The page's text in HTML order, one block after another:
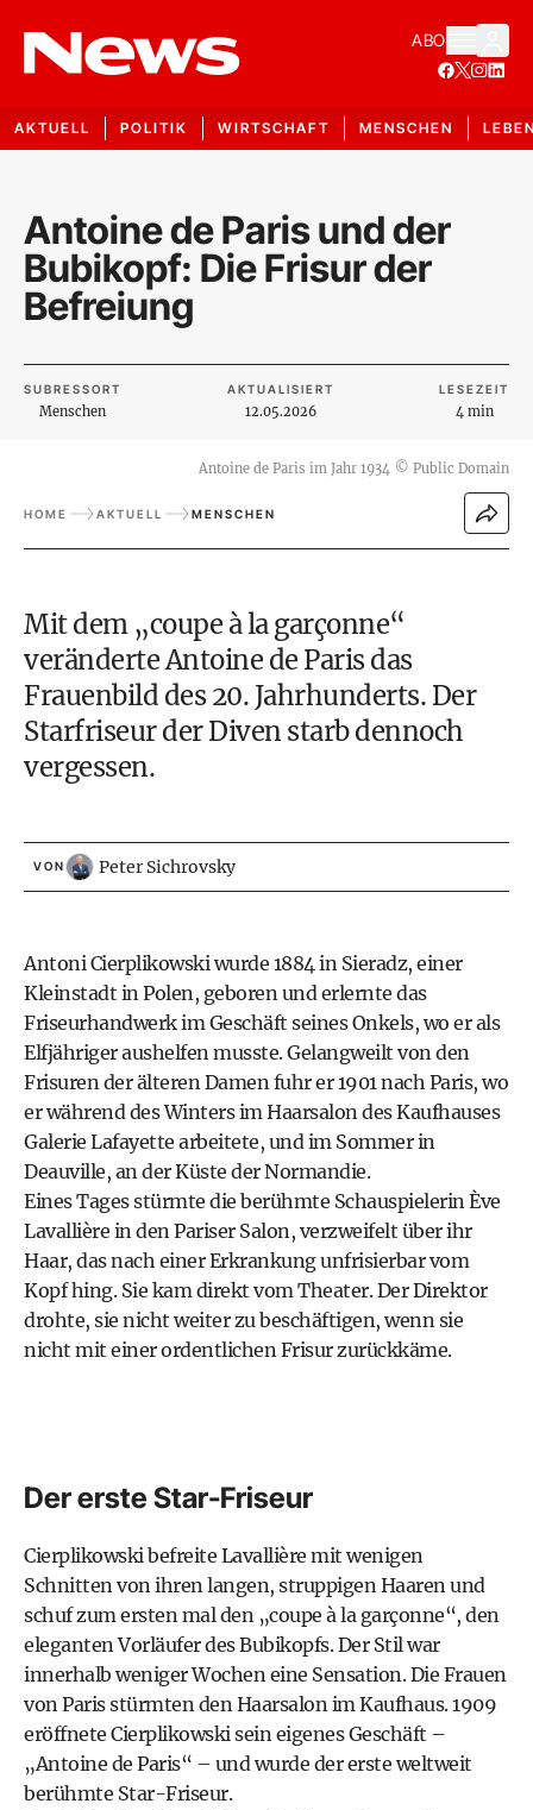
ABO
AKTUELL POLITIK WIRTSCHAFT MENSCHEN
Antoine de Paris und der
Bubikopf: Die Frisur der
Befreiung
SUBRESSORT
Menschen
AKTUALISIERT
12.05.2026
LESEZEIT
4 min
Antoine de Paris im Jahr 1934 © Public Domain
HOME AKTUELL MENSCHEN
Mit dem „coupe à la garçonne“
veränderte Antoine de Paris das
Frauenbild des 20. Jahrhunderts. Der
Starfriseur der Diven starb dennoch
vergessen.
VON Peter Sichrovsky
Antoni Cierplikowski wurde 1884 in Sieradz, einer
Kleinstadt in Polen, geboren und erlernte das
Friseurhandwerk im Geschäft seines Onkels, wo er als
Elfjähriger aushelfen musste. Gelangweilt von den
Frisuren der älteren Damen fuhr er 1901 nach Paris, wo
er während des Winters im Haarsalon des Kaufhauses
Galerie Lafayette arbeitete, und im Sommer in
Deauville, an der Küste der Normandie.
Eines Tages stürmte die berühmte Schauspielerin Ève
Lavallière in den Pariser Salon, verzweifelt über ihr
Haar, das nach einer Erkrankung unfrisierbar vom
Kopf hing. Sie kam direkt vom Theater. Der Direktor
drohte, sie nicht weiter zu beschäftigen, wenn sie
nicht mit einer ordentlichen Frisur zurückkäme.
Der erste Star-Friseur
Cierplikowski befreite Lavallière mit wenigen
Schnitten von ihren langen, struppigen Haaren und
schuf zum ersten mal den „coupe à la garçonne“, den
eleganten Vorläufer des Bubikopfs. Der Stil war
innerhalb weniger Wochen eine Sensation. Die Frauen
von Paris stürmten den Haarsalon im Kaufhaus. 1909
eröffnete Cierplikowski sein eigenes Geschäft –
„Antoine de Paris“ – und wurde der erste weltweit
berühmte Star-Friseur.